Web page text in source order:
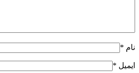
نام *
ایمیل *